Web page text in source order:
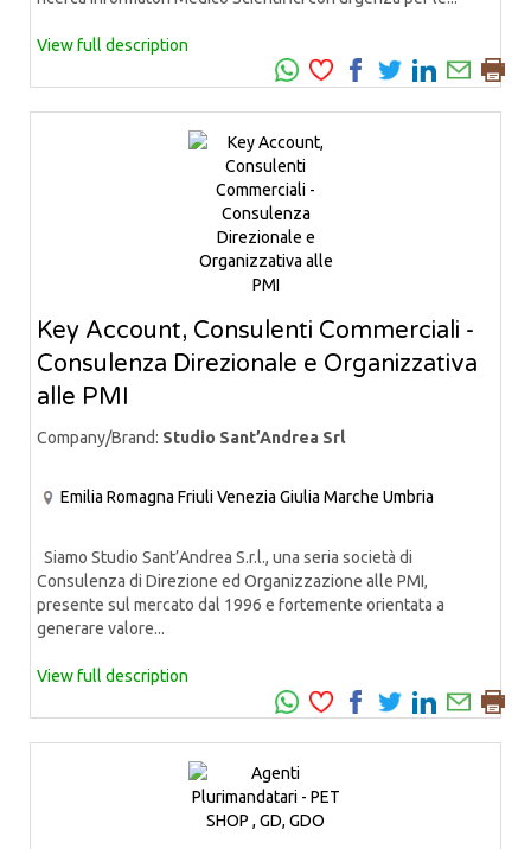
View full description
Key Account, Consulenti Commerciali -
Consulenza Direzionale e Organizzativa
alle PMI
Company/Brand: Studio Sant’Andrea Srl
Emilia Romagna Friuli Venezia Giulia Marche Umbria
Siamo Studio Sant’Andrea S.r.l., una seria società di
Consulenza di Direzione ed Organizzazione alle PMI,
presente sul mercato dal 1996 e fortemente orientata a
generare valore...
View full description